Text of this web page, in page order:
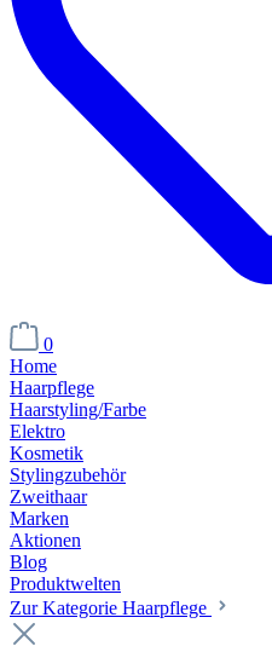
0
Home
Haarpflege
Haarstyling/Farbe
Elektro
Kosmetik
Stylingzubehör
Zweithaar
Marken
Aktionen
Blog
Produktwelten
Zur Kategorie Haarpflege